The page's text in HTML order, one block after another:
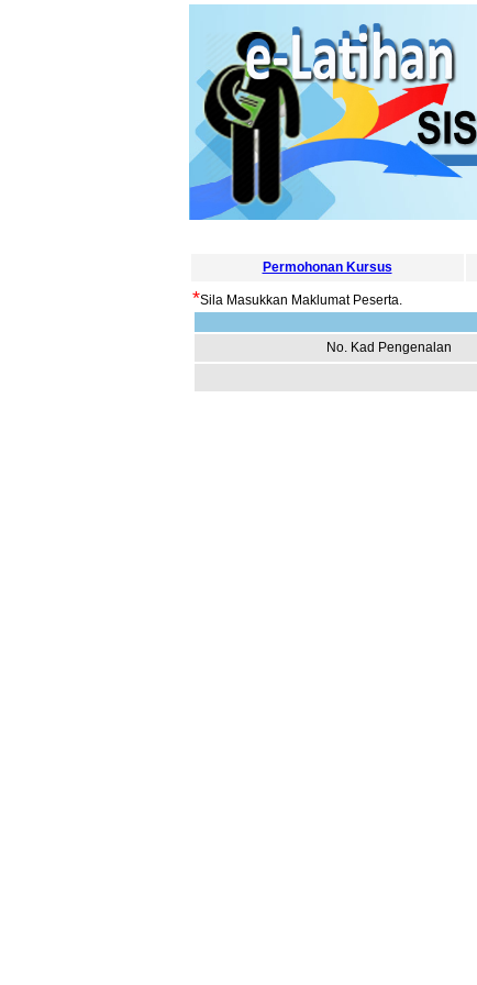
Permohonan Kursus
*Sila Masukkan Maklumat Peserta.
No. Kad Pengenalan